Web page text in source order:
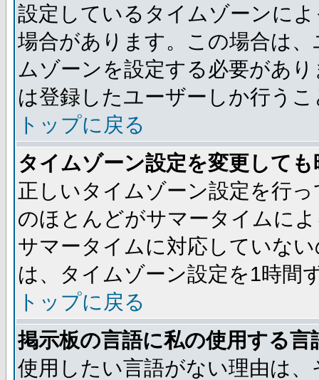
設定しているタイムゾーンに
場合があります。この場合は
ムゾーンを設定する必要があ
は登録したユーザーしか行う
トップに戻る
タイムゾーン設定を変更して
正しいタイムゾーン設定を行
のほとんどがサマータイムに
サマータイムに対応していな
は、タイムゾーン設定を1時間
トップに戻る
掲示板の言語に私の使用する
使用したい言語がない理由は